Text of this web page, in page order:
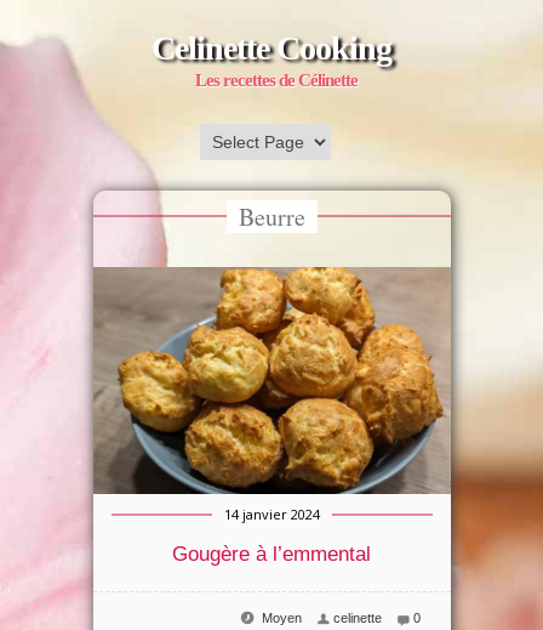
Celinette Cooking
Les recettes de Célinette
Beurre
14 janvier 2024
Gougère à l’emmental
0
celinette
Moyen